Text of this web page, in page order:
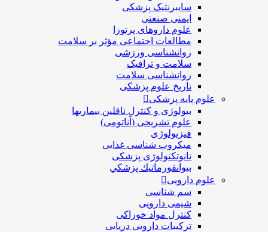
سایبرنتیک پزشکی
ایمنی صنعتی
علوم داروهای پرتوزا
مطالعات اجتماعی مؤثر بر سلامت
روانشناسی ورزشی
سلامت و ترافیک
روانشناسی سلامت
تاریخ علوم پزشکی
علوم پایه پزشکی
بیولوژی و کنترل ناقلین بیماریها
علوم تشریحی (آناتومی)
فیزیولوژی
ميكروب شناسی غذایی
نانوتکنولوژی پزشکی
بيوانفورماتيك پزشكي
علوم دارویی
سم شناسی
شیمی دارویی
کنترل مواد خوراکی
ترکیبات دارویی دریایی